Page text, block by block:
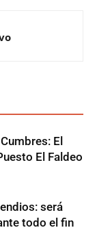
El
El Faldeo
será
todo el fin